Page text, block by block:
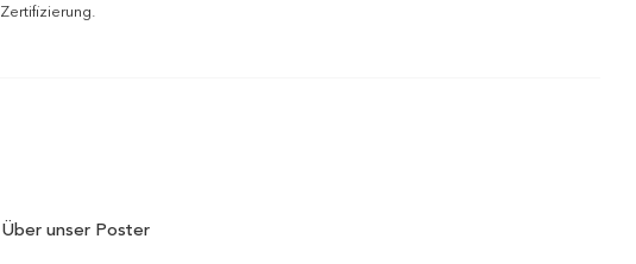
Zertifizierung.
Über unser Poster